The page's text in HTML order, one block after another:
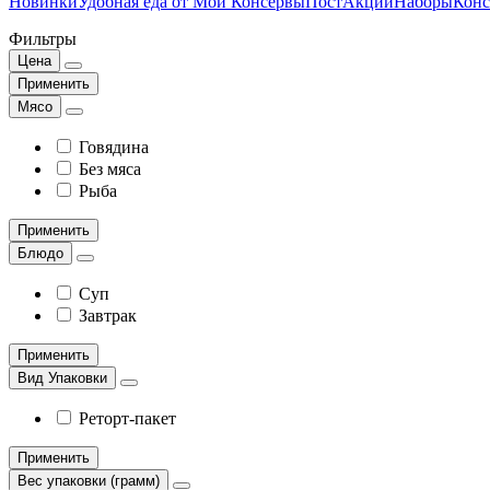
Фильтры
Цена
Применить
Мясо
Говядина
Без мяса
Рыба
Применить
Блюдо
Суп
Завтрак
Применить
Вид Упаковки
Реторт-пакет
Применить
Вес упаковки (грамм)